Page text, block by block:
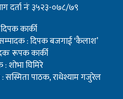
दर्ता नंः ३५२३-०७८/७९
कार्की
सम्पादक : दिपक बजगाई ‘कैलाश’
रूपक कार्की
शोभा घिमिरे
: सस्मिता पाठक, राधेश्याम गजुरेल